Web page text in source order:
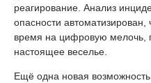
реагирование. Анализ
опасности автоматизирован,
время на цифровую мелочь,
настоящее веселье.
Ещё одна новая